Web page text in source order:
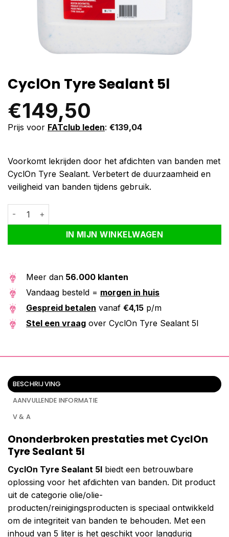
CyclOn Tyre Sealant 5l
€149,50
Prijs voor FATclub leden: €139,04
Voorkomt lekrijden door het afdichten van banden met
CyclOn Tyre Sealant. Verbetert de duurzaamheid en
veiligheid van banden tijdens gebruik.
CyclOn Tyre Sealant 5l aantal
IN MIJN WINKELWAGEN
Alternative:
Meer dan 56.000 klanten
Vandaag besteld = morgen in huis
Gespreid betalen vanaf €4,15 p/m
Stel een vraag over CyclOn Tyre Sealant 5l
BESCHRIJVING
AANVULLENDE INFORMATIE
V & A
Ononderbroken prestaties met CyclOn
Tyre Sealant 5l
CyclOn Tyre Sealant 5l biedt een betrouwbare
oplossing voor het afdichten van banden. Dit product
uit de categorie olie/olie-
producten/reinigingsproducten is speciaal ontwikkeld
om de integriteit van banden te behouden. Met een
inhoud van 5 liter is het geschikt voor langdurig